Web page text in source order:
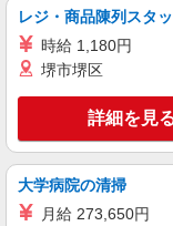
パート 紹介予定派遣
株式会社トラストグロ
る）
時
双
キープ
レジ・商品陳列スタ
時給 1,180円
堺市堺区
詳細を見
大学病院の清掃
月給 273,650円